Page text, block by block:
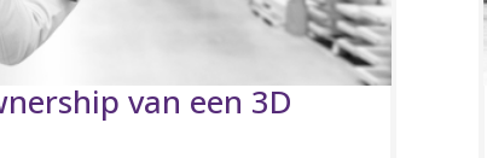
van een 3D